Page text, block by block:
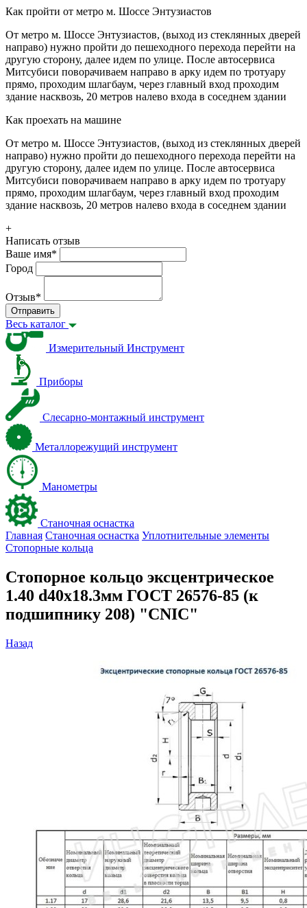
Как пройти от метро м. Шоссе Энтузиастов
От метро м. Шоссе Энтузиастов, (выход из стеклянных дверей
направо) нужно пройти до пешеходного перехода перейти на
другую сторону, далее идем по улице. После автосервиса
Митсубиси поворачиваем направо в арку идем по тротуару
прямо, проходим шлагбаум, через главный вход проходим
здание насквозь, 20 метров налево входа в соседнем здании
Как проехать на машине
От метро м. Шоссе Энтузиастов, (выход из стеклянных дверей
направо) нужно пройти до пешеходного перехода перейти на
другую сторону, далее идем по улице. После автосервиса
Митсубиси поворачиваем направо в арку идем по тротуару
прямо, проходим шлагбаум, через главный вход проходим
здание насквозь, 20 метров налево входа в соседнем здании
+
Написать отзыв
Ваше имя*
Город
Отзыв*
Отправить
Весь каталог
Измерительный Инструмент
Приборы
Слесарно-монтажный инструмент
Металлорежущий инструмент
Манометры
Станочная оснастка
Главная Станочная оснастка Уплотнительные элементы
Стопорные кольца
Стопорное кольцо эксцентрическое
1.40 d40х18.3мм ГОСТ 26576-85 (к
подшипнику 208) "CNIC"
Назад